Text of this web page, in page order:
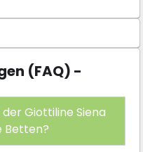
(FAQ) -
Giottiline Siena
Betten?